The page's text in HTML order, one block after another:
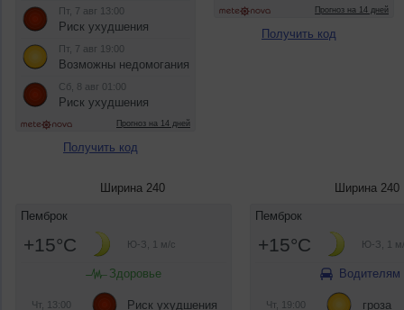
Получить код
Получить код
Ширина 240 Ширина 240